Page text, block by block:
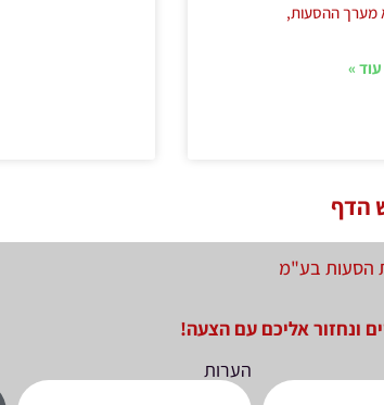
מערך ההסעות,
»
הדף
הסעות בע"מ
ונחזור אליכם עם הצעה!
הערות